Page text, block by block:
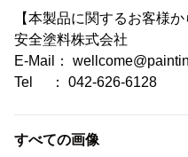
【本製品に関するお客様
安全塗料株式会社
E-Mail：
Tel ： 042-626-6128
すべての画像